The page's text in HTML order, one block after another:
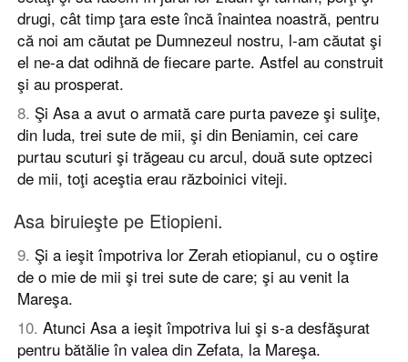
drugi, cât timp ţara este încă înaintea noastră, pentru
că noi am căutat pe Dumnezeul nostru, l-am căutat şi
el ne-a dat odihnă de fiecare parte. Astfel au construit
şi au prosperat.
8. Şi Asa a avut o armată care purta paveze şi suliţe,
din Iuda, trei sute de mii, şi din Beniamin, cei care
purtau scuturi şi trăgeau cu arcul, două sute optzeci
de mii, toţi aceştia erau războinici viteji.
Asa biruieşte pe Etiopieni.
9. Şi a ieşit împotriva lor Zerah etiopianul, cu o oştire
de o mie de mii şi trei sute de care; şi au venit la
Mareşa.
10. Atunci Asa a ieşit împotriva lui şi s-a desfăşurat
pentru bătălie în valea din Zefata, la Mareşa.